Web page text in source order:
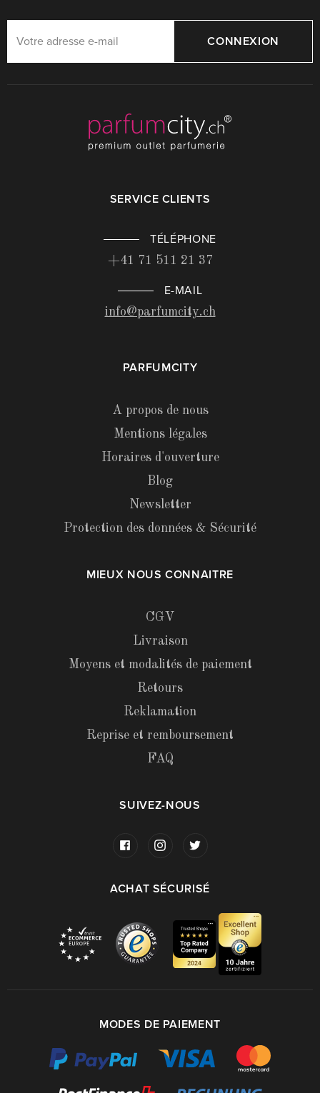
CONNEXION
SERVICE CLIENTS
TÉLÉPHONE
+41 71 511 21 37
E-MAIL
info@parfumcity.ch
PARFUMCITY
A propos de nous
Mentions légales
Horaires d'ouverture
Blog
Newsletter
Protection des données & Sécurité
MIEUX NOUS CONNAITRE
CGV
Livraison
Moyens et modalités de paiement
Retours
Reklamation
Reprise et remboursement
FAQ
SUIVEZ-NOUS
ACHAT SÉCURISÉ
MODES DE PAIEMENT